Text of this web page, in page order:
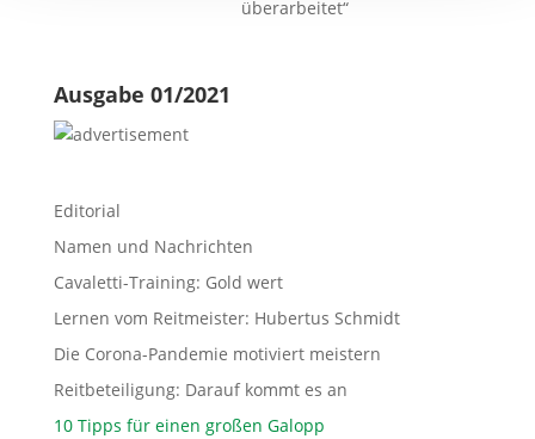
überarbeitet“
Ausgabe 01/2021
Editorial
Namen und Nachrichten
Cavaletti-Training: Gold wert
Lernen vom Reitmeister: Hubertus Schmidt
Die Corona-Pandemie motiviert meistern
Reitbeteiligung: Darauf kommt es an
10 Tipps für einen großen Galopp